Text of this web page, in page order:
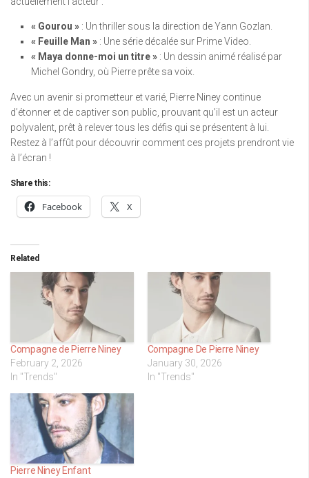
« Gourou » : Un thriller sous la direction de Yann Gozlan.
« Feuille Man » : Une série décalée sur Prime Video.
« Maya donne-moi un titre » : Un dessin animé réalisé par
Michel Gondry, où Pierre prête sa voix.
Avec un avenir si prometteur et varié, Pierre Niney continue
d’étonner et de captiver son public, prouvant qu’il est un acteur
polyvalent, prêt à relever tous les défis qui se présentent à lui.
Restez à l’affût pour découvrir comment ces projets prendront vie
à l’écran !
Share this:
Facebook X
Related
Compagne de Pierre Niney
February 2, 2026
In "Trends"
Compagne De Pierre Niney
January 30, 2026
In "Trends"
Pierre Niney Enfant